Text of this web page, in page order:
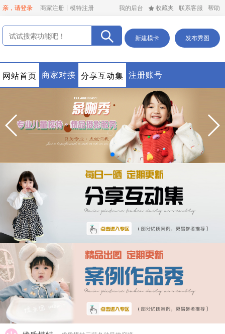
亲，请登录 商家注册 模特注册 我的后台 收藏夹 联系客服 帮助
新建模卡 发布秀图
网站首页 商家对接 分享互动集 注册账号